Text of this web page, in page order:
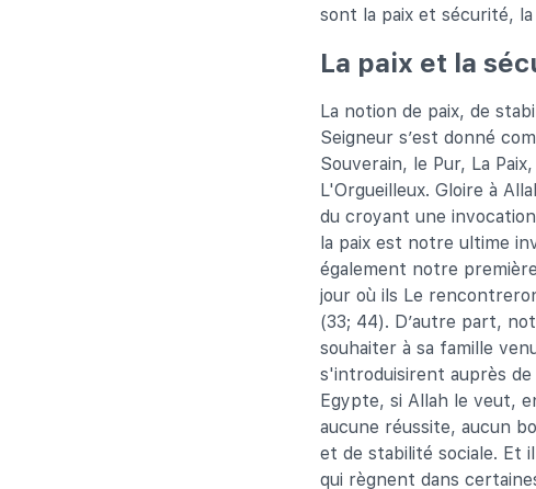
sont la paix et sécurité,
La paix et la
La notion de paix, de
Seigneur s’est donné
Souverain, le Pur, La
L'Orgueilleux. Gloire à
du croyant une
la paix est notre ultime
également notre
jour où ils Le
(33; 44). D’autre part,
souhaiter à sa famille
s'introduisirent auprès
Egypte, si Allah le veut,
aucune réussite, aucun
et de stabilité sociale. Et
qui règnent dans